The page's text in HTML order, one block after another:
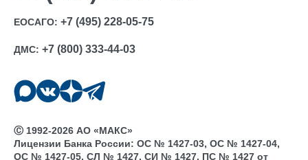
ЕОСАГО: +7 (495) 228-05-75
ДМС: +7 (800) 333-44-03
Ⓒ 1992-2026 АО «МАКС»
Лицензии Банка России: ОС № 1427-03, ОС № 1427-04,
ОС № 1427-05, СЛ № 1427, СИ № 1427, ПС № 1427 от